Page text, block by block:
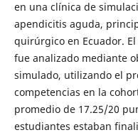
en una clínica de
apendicitis aguda,
quirúrgico en Ecuador.
fue analizado mediante
simulado, utilizando el
competencias en la
promedio de 17.25/20
estudiantes estaban